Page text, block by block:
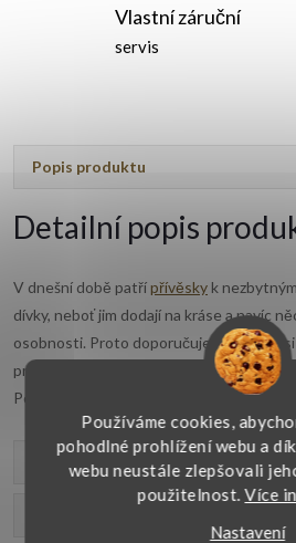
Používáme cookies,
pohodlné prohlížení webu a
webu neustále zlepšovali
použitelnost.Více
Nastavení
Vlastní záruční
servis
Popis produktu
Detailní popis
V dnešní době patřípřívěsky k
dívky, neboť jim dodají na kráse a navíc
osobnosti. Proto doporučujeme pořídit
pro každou příležitost. Námi nabízený
Pořiďte si tento líbivý přívěsek pro každý
Parametry produktu